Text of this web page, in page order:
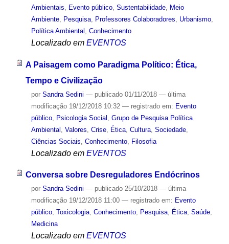
Ambientais
Evento público, Sustentabilidade,
Meio
Ambiente, Pesquisa, Professores Colaboradores Urbanismo,
Política Ambiental
Conhecimento
Localizado em EVENTOS
A Paisagem como Paradigma Político: Ética,
Tempo e Civilização
por Sandra Sedini — publicado01/11/2018 — última
modificação19/12/2018 10:32 — registrado em: Evento
público, Psicologia Social Grupo de Pesquisa Política
Ambiental Valores Crise, Ética, Cultura, Sociedade,
Ciências Sociais Conhecimento, Filosofia
Localizado em EVENTOS
Conversa sobre Desreguladores Endócrinos
por Sandra Sedini — publicado25/10/2018 — última
modificação19/12/2018 11:00 — registrado em: Evento
público, Toxicologia, Conhecimento, Pesquisa, Ética, Saúde,
Medicina
Localizado em EVENTOS